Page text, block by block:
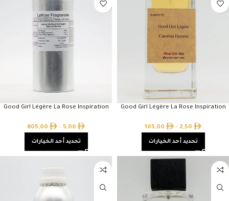
Good Girl Légère La Rose Inspiration
2,50
–
105,00
تحديد أحد الخيارات
Good Girl Légère La Rose Inspiration
5,00
–
805,00
تحديد أحد الخيارات